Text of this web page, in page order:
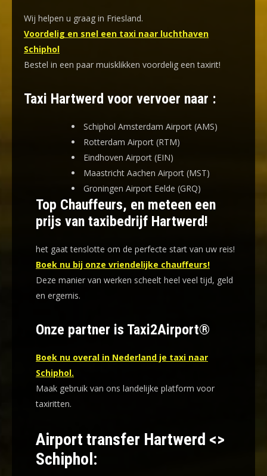
Wij helpen u graag in Friesland.
Voordelig en snel een taxi naar luchthaven
Schiphol
Bestel in een paar muisklikken voordelig een taxirit!
Taxi Hartwerd voor vervoer naar :
Schiphol Amsterdam Airport (AMS)
Rotterdam Airport (RTM)
Eindhoven Airport (EIN)
Maastricht Aachen Airport (MST)
Groningen Airport Eelde (GRQ)
Top Chauffeurs, en meteen een
prijs van taxibedrijf Hartwerd!
het gaat tenslotte om de perfecte start van uw reis!
Boek nu bij onze vriendelijke chauffeurs!
Deze manier van werken scheelt heel veel tijd, geld
en ergernis.
Onze partner is Taxi2Airport®
Boek nu overal in Nederland je taxi naar
Schiphol.
Maak gebruik van ons landelijke platform voor
taxiritten.
Airport transfer Hartwerd <>
Schiphol: